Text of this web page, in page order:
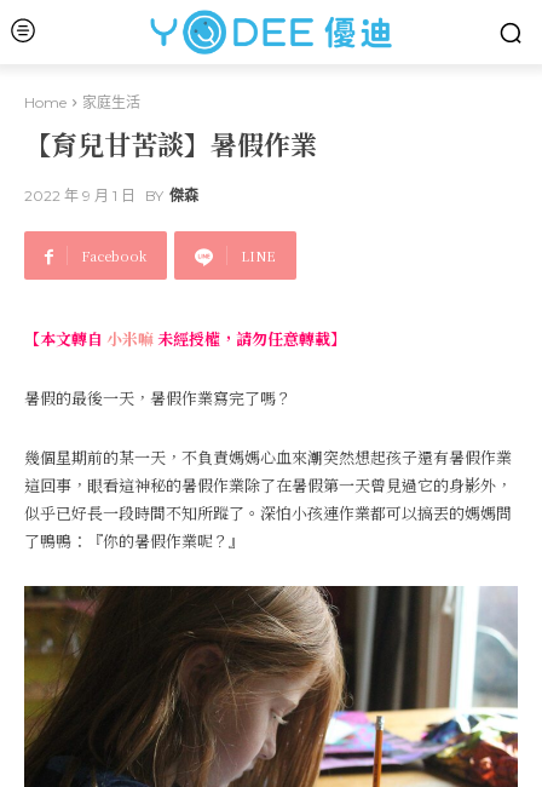
Home 家庭生活
【育兒甘苦談】暑假作業
2022 年 9 月 1 日 BY 傑森
Facebook LINE
【本文轉自 小米嘛未經授權，請勿任意轉載】
暑假的最後一天，暑假作業寫完了嗎？
幾個星期前的某一天，不負責媽媽心血來潮突然想起孩子還有暑假作業
這回事，眼看這神秘的暑假作業除了在暑假第一天曾見過它的身影外，
似乎已好長一段時間不知所蹤了。深怕小孩連作業都可以搞丟的媽媽問
了鴨鴨：『你的暑假作業呢？』